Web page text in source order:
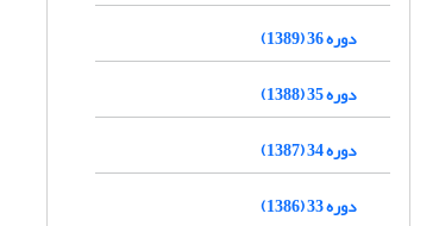
دوره 36 (1389)
دوره 35 (1388)
دوره 34 (1387)
دوره 33 (1386)